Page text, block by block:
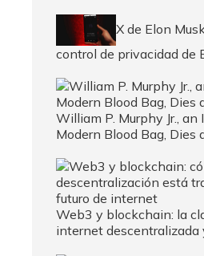
X de Elon
control de privacidad de
William P. Murphy Jr.,
Modern Blood Bag, Dies
Web3 y blockchain: la
internet descentralizada